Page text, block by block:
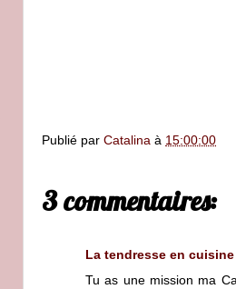
Publié par Catalina à 15:00:00
3 commentaires:
La tendresse en cuisine
Tu as une mission ma